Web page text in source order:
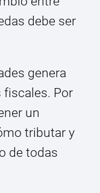
debe ser
genera
Por
un
tributar y
de todas